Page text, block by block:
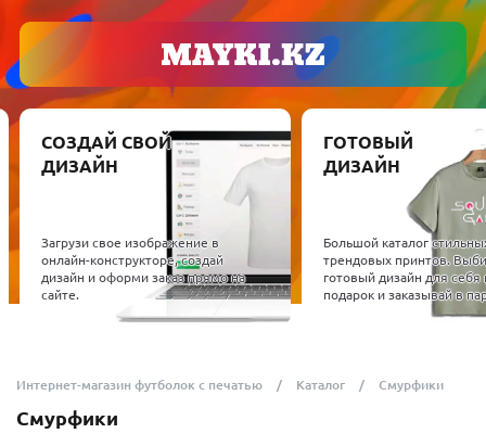
СОЗДАЙ СВОЙ
ДИЗАЙН
Загрузи свое изображение в
онлайн-конструкторе, создай
дизайн и оформи заказ прямо на
сайте.
ГОТОВЫЙ
ДИЗАЙН
Большой каталог
трендовых принтов.
готовый дизайн для себя
подарок и заказывай в
Интернет-магазин футболок с печатью Каталог Смурфики
Смурфики